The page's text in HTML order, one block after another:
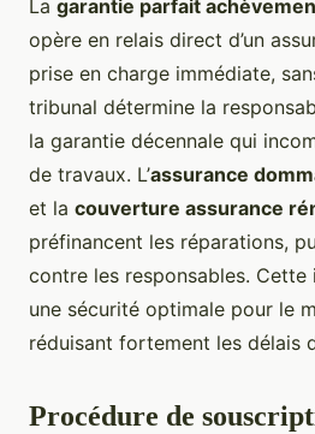
La garantie parfait
opère en relais direct d’un
prise en charge immédiate,
tribunal détermine la
la garantie décennale qui
de travaux. L’assurance
et la couverture assurance
préfinancent les réparations,
contre les responsables.
une sécurité optimale pour le
réduisant fortement les délais
Procédure de